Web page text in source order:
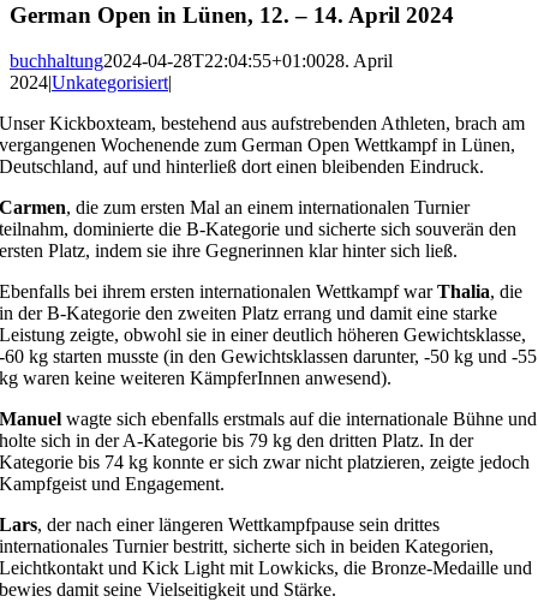
German Open in Lünen, 12. – 14. April 2024
buchhaltung2024-04-28T22:04:55+01:0028. April
2024|Unkategorisiert|
Unser Kickboxteam, bestehend aus aufstrebenden Athleten, brach am
vergangenen Wochenende zum German Open Wettkampf in Lünen,
Deutschland, auf und hinterließ dort einen bleibenden Eindruck.
Carmen, die zum ersten Mal an einem internationalen Turnier
teilnahm, dominierte die B-Kategorie und sicherte sich souverän den
ersten Platz, indem sie ihre Gegnerinnen klar hinter sich ließ.
Ebenfalls bei ihrem ersten internationalen Wettkampf warThalia, die
in der B-Kategorie den zweiten Platz errang und damit eine starke
Leistung zeigte, obwohl sie in einer deutlich höheren Gewichtsklasse,
-60 kg starten musste (in den Gewichtsklassen darunter, -50 kg und -55
kg waren keine weiteren KämpferInnen anwesend).
Manuel wagte sich ebenfalls erstmals auf die internationale Bühne und
holte sich in der A-Kategorie bis 79 kg den dritten Platz. In der
Kategorie bis 74 kg konnte er sich zwar nicht platzieren, zeigte jedoch
Kampfgeist und Engagement.
Lars, der nach einer längeren Wettkampfpause sein drittes
internationales Turnier bestritt, sicherte sich in beiden Kategorien,
Leichtkontakt und Kick Light mit Lowkicks, die Bronze-Medaille und
bewies damit seine Vielseitigkeit und Stärke.